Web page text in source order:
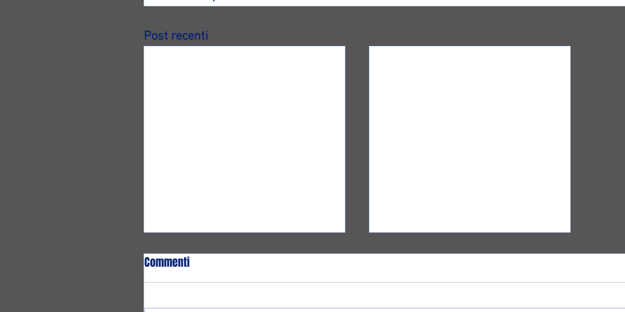
Post recenti
Commenti